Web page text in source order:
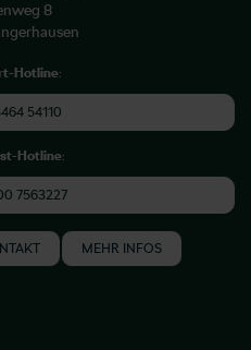
8
Hotline:
54110
Hotline:
7563227
MEHR INFOS